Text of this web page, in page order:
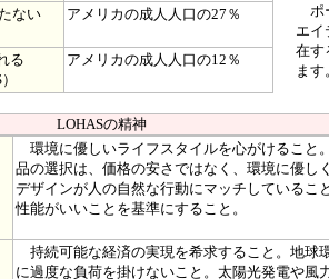
ない
アメリカの成人人口の27％
る
アメリカの成人人口の12％
ポ
エイ
在す
ます
LOHASの精神
環境に優しいライフスタイルを心がけること
品の選択は、価格の安さではなく、環境に優し
デザインが人の自然な行動にマッチしているこ
性能がいいことを基準にすること。
持続可能な経済の実現を希求すること。地球
に過度な負荷を掛けないこと。太陽光発電や風